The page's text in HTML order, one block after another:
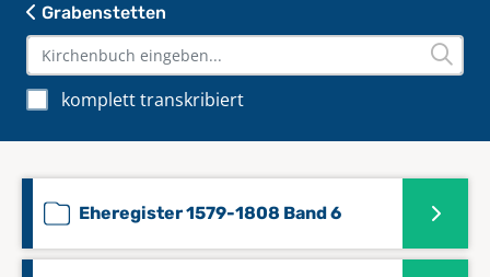
Grabenstetten
komplett transkribiert
Eheregister 1579-1808 Band 6